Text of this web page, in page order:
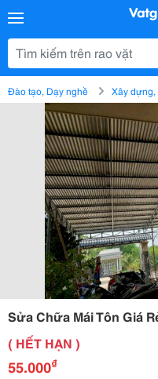
Đào tạo, Dạy nghề Xây dựng,
Sửa Chữa Mái Tôn Giá
( HẾT HẠN )
55.000₫